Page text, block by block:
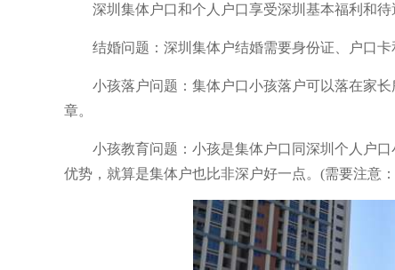
深圳集体户口和个人户口享受深圳基本福利和待
结婚问题：深圳集体户结婚需要身份证、户口卡
小孩落户问题：集体户口小孩落户可以落在家长
章。
小孩教育问题：小孩是集体户口同深圳个人户口
优势，就算是集体户也比非深户好一点。(需要注意